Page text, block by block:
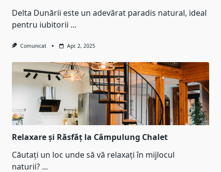
Delta Dunării este un adevărat paradis natural, ideal
pentru iubitorii ...
Comunicat Apr. 2, 2025
Relaxare și Răsfăț la Câmpulung Chalet
Căutați un loc unde să vă relaxați în mijlocul
naturii? ...